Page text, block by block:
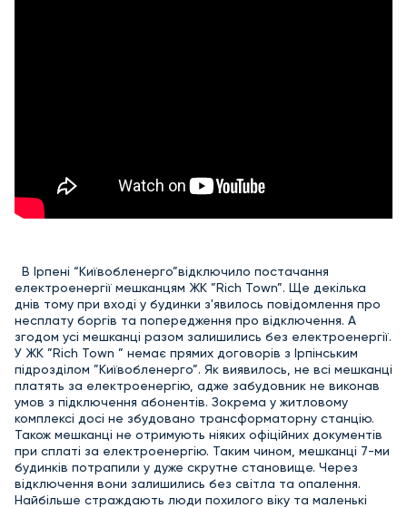
В Ірпені “Київобленерго”відключило постачання
електроенергії мешканцям ЖК ”Rich Town”. Ще декілька
днів тому при вході у будинки з'явилось повідомлення про
несплату боргів та попередження про відключення. А
згодом усі мешканці разом залишились без електроенергії.
У ЖК ”Rich Town ” немає прямих договорів з Ірпінським
підрозділом ”Київобленерго”. Як виявилось, не всі мешканці
платять за електроенергію, адже забудовник не виконав
умов з підключення абонентів. Зокрема у житловому
комплексі досі не збудовано трансформаторну станцію.
Також мешканці не отримують ніяких офіційних документів
при сплаті за електроенергію. Таким чином, мешканці 7-ми
будинків потрапили у дуже скрутне становище. Через
відключення вони залишились без світла та опалення.
Найбільше страждають люди похилого віку та маленькі